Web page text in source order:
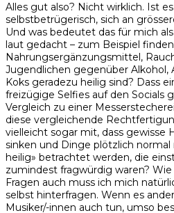
Alles gut also? Nicht wirklich. Ist
selbstbetrügerisch, sich an
Und was bedeutet das für mich
laut gedacht – zum Beispiel
Nahrungsergänzungsmittel,
Jugendlichen gegenüber Alkohol,
Koks geradezu heilig sind? Dass
freizügige Selfies auf den Socials
Vergleich zu einer
diese vergleichende
vielleicht sogar mit, dass gewisse
sinken und Dinge plötzlich normal
heilig» betrachtet werden, die
zumindest fragwürdig waren?
Fragen auch muss ich mich
selbst hinterfragen. Wenn es
Musiker/-innen auch tun, umso